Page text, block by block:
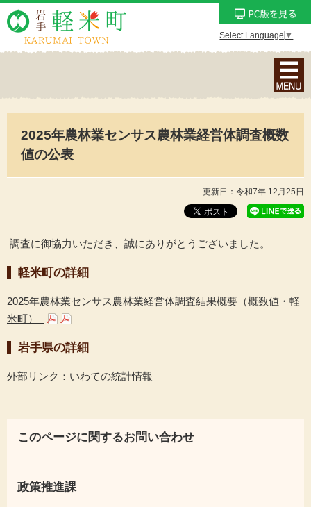
Select Language ▼
ナ
ビ
シ
メ
ニ
ュ
2025年農林業センサス農林業経営体調査概数
値の公表
更新日：令和7年 12月25日
調査に御協力いただき、誠にありがとうございました。
軽米町の詳細
2025年農林業センサス農林業経営体調査結果概要（概数値・軽
米町）
岩手県の詳細
外部リンク：いわての統計情報
このページに関するお問い合わせ
政策推進課